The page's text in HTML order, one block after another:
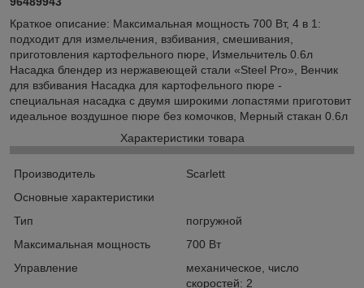
Краткое описание: Максимальная мощность 700 Вт, 4 в 1:
подходит для измельчения, взбивания, смешивания,
приготовления картофельного пюре, Измельчитель 0.6л
Насадка блендер из нержавеющей стали «Steel Pro», Венчик
для взбивания Насадка для картофельного пюре -
специальная насадка с двумя широкими лопастями приготовит
идеальное воздушное пюре без комочков, Мерный стакан 0.6л
Характеристики товара
Производитель
Scarlett
Основные характеристики
Тип
погружной
Максимальная мощность
700 Вт
Управление
механическое, число
скоростей: 2